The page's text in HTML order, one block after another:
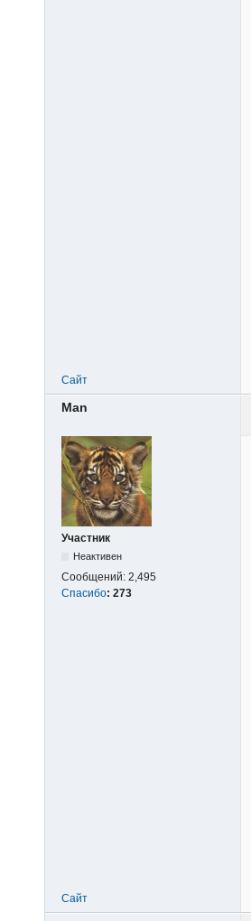
Сайт
Man
Участник
Неактивен
Сообщений: 2,495
Спасибо: 273
Сайт